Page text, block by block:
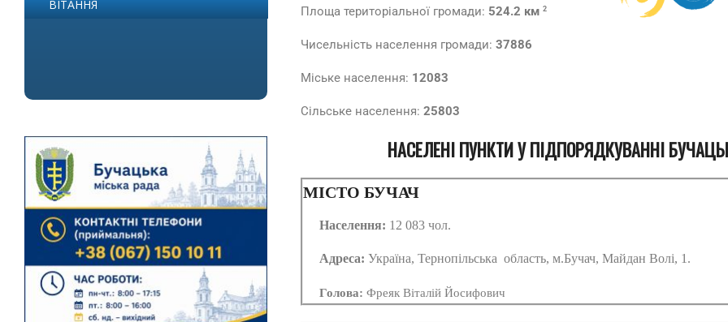
Площа територіальної громади: 524.2 км 2
Чисельність населення громади: 37886
Міське населення: 12083
Сільське населення: 25803
НАСЕЛЕНІ ПУНКТИ У ПІДПОРЯДКУВАННІ
МІСТО БУЧАЧ
Населення: 12 083 чол.
Адреса: Україна, Тернопільська область, м.Бучач, Майдан Волі, 1.
Голова: Фреяк Віталій Йосифович
ВІТАННЯ